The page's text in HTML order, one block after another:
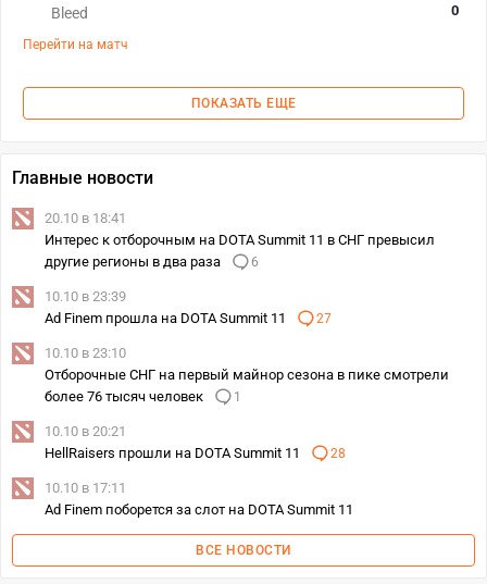
Bleed
0
Перейти на матч
ПОКАЗАТЬ ЕЩЕ
Главные новости
20.10 в 18:41
Интерес к отборочным на DOTA Summit 11 в СНГ превысил
другие регионы в два раза
6
10.10 в 23:39
Ad Finem прошла на DOTA Summit 11
27
10.10 в 23:10
Отборочные СНГ на первый майнор сезона в пике смотрели
более 76 тысяч человек
1
10.10 в 20:21
HellRaisers прошли на DOTA Summit 11
28
10.10 в 17:11
Ad Finem поборется за слот на DOTA Summit 11
ВСЕ НОВОСТИ